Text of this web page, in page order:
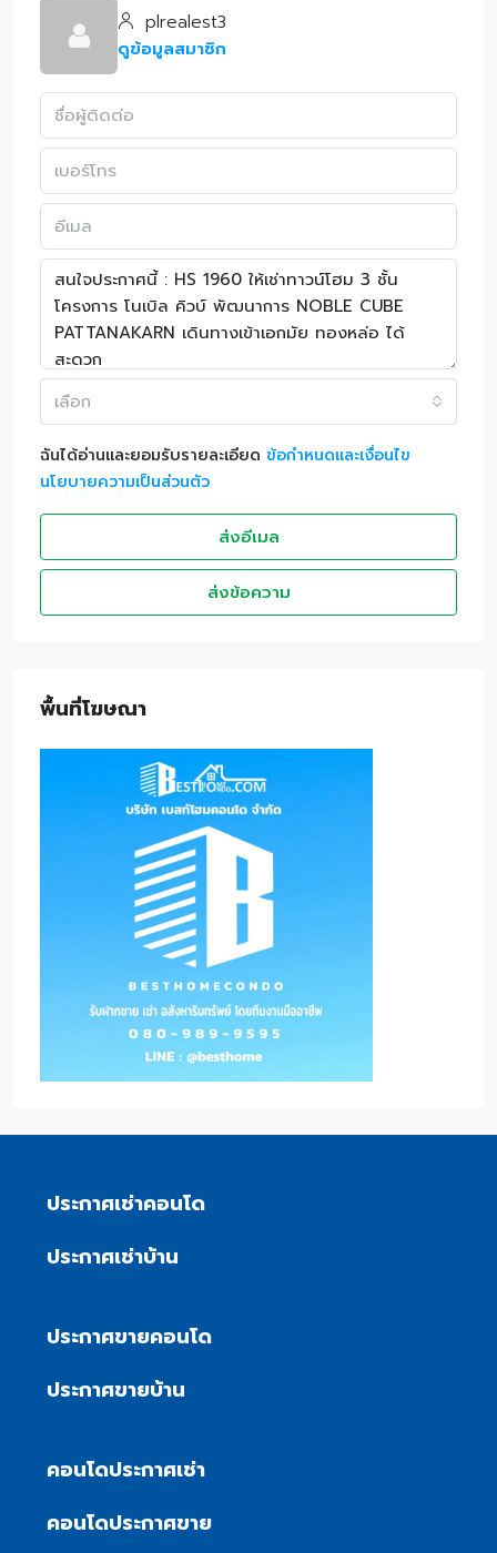
plrealest3
ดูข้อมูลสมาชิก
เลือก
ฉันได้อ่านและยอมรับรายละเอียด ข้อกำหนดและเงื่อนไข
นโยบายความเป็นส่วนตัว
ส่งอีเมล
ส่งข้อความ
พื้นที่โฆษณา
ประกาศเช่าคอนโด
ประกาศเช่าบ้าน
ประกาศขายคอนโด
ประกาศขายบ้าน
คอนโดประกาศเช่า
คอนโดประกาศขาย